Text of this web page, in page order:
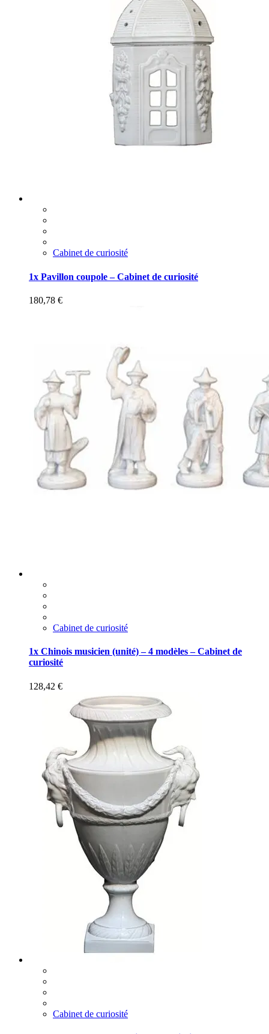
Cabinet de curiosité
1x Pavillon coupole – Cabinet de curiosité
180,78 €
Cabinet de curiosité
1x Chinois musicien (unité) – 4 modèles – Cabinet de
curiosité
128,42 €
Cabinet de curiosité